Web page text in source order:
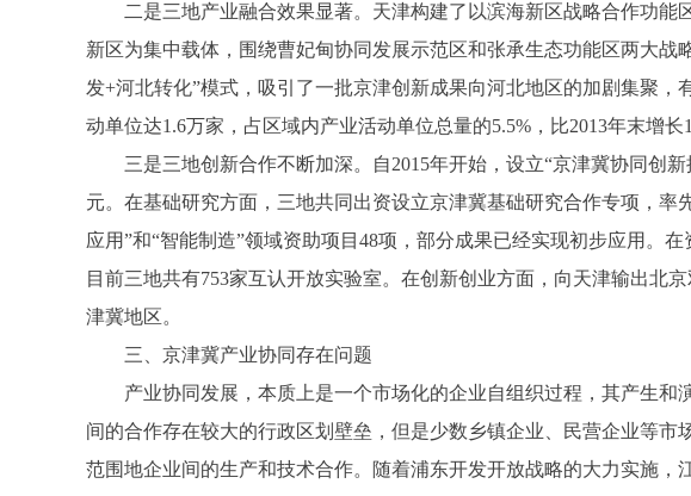
二是三地产业融合效果显著。天津构建了以滨海新区战略合作功能
新区为集中载体，围绕曹妃甸协同发展示范区和张承生态功能区两大
发+河北转化”模式，吸引了一批京津创新成果向河北地区的加剧集聚
动单位达1.6万家，占区域内产业活动单位总量的5.5%，比2013年末增长
三是三地创新合作不断加深。自2015年开始，设立“京津冀协同创新
元。在基础研究方面，三地共同出资设立京津冀基础研究合作专项，
应用”和“智能制造”领域资助项目48项，部分成果已经实现初步应用。
目前三地共有753家互认开放实验室。在创新创业方面，向天津输出北
津冀地区。
三、京津冀产业协同存在问题
产业协同发展，本质上是一个市场化的企业自组织过程，其产生和
间的合作存在较大的行政区划壁垒，但是少数乡镇企业、民营企业等
范围地企业间的生产和技术合作。随着浦东开发开放战略的大力实施